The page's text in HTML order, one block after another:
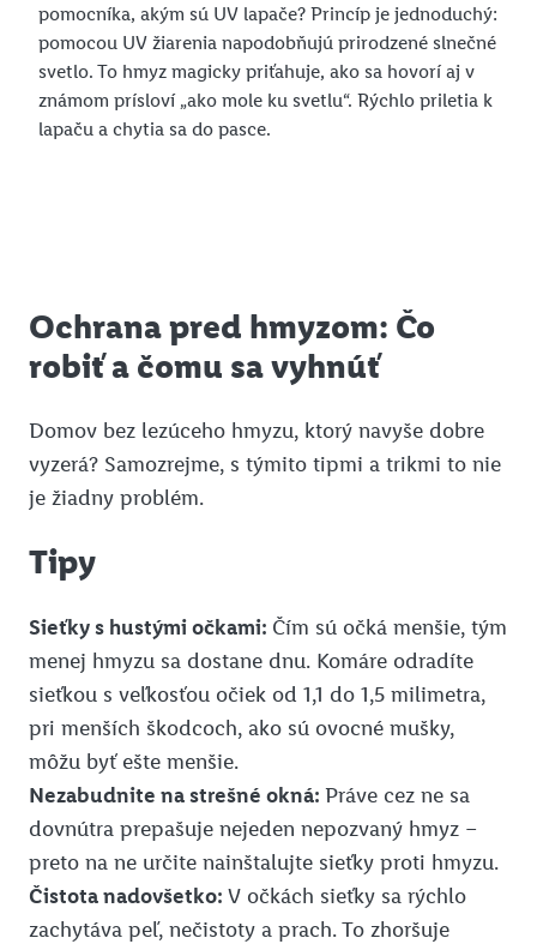
pomocníka, akým sú UV lapače? Princíp je jednoduchý:
pomocou UV žiarenia napodobňujú prirodzené slnečné
svetlo. To hmyz magicky priťahuje, ako sa hovorí aj v
známom prísloví „ako mole ku svetlu“. Rýchlo priletia k
lapaču a chytia sa do pasce.
Ochrana pred hmyzom: Čo
robiť a čomu sa vyhnúť
Domov bez lezúceho hmyzu, ktorý navyše dobre
vyzerá? Samozrejme, s týmito tipmi a trikmi to nie
je žiadny problém.
Tipy
Sieťky s hustými očkami: Čím sú očká menšie, tým
menej hmyzu sa dostane dnu. Komáre odradíte
sieťkou s veľkosťou očiek od 1,1 do 1,5 milimetra,
pri menších škodcoch, ako sú ovocné mušky,
môžu byť ešte menšie.
Nezabudnite na strešné okná: Práve cez ne sa
dovnútra prepašuje nejeden nepozvaný hmyz –
preto na ne určite nainštalujte sieťky proti hmyzu.
Čistota nadovšetko: V očkách sieťky sa rýchlo
zachytáva peľ, nečistoty a prach. To zhoršuje